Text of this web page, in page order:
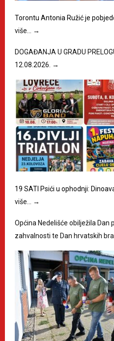
Torontu Antonia Ružić je
više…
→
DOGAĐANJA U GRADU
12.08.2026. →
19 SATI Psići u ophodnji:
više…
→
Općina Nedelišće obilježila Dan
zahvalnosti te Dan hrvatskih